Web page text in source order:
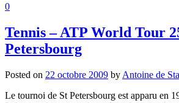
0
Tennis – ATP World Tour
Petersbourg
Posted on 22 octobre 2009 by Antoine de
Le tournoi de St Petersbourg est apparu en